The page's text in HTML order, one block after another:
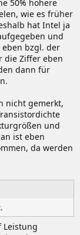
50% höhere
wie es früher
hat Intel ja
und
bzgl. der
die Ziffer eben
dann für
nicht gemerkt,
und
ist eben
da werden
Leistung